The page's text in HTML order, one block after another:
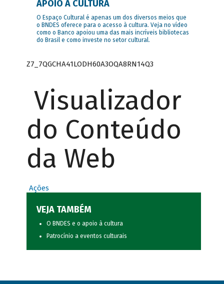
APOIO À CULTURA
O Espaço Cultural é apenas um dos diversos meios que
o BNDES oferece para o acesso à cultura. Veja no vídeo
como o Banco apoiou uma das mais incríveis bibliotecas
do Brasil e como investe no setor cultural.
Z7_7QGCHA41LODH60A3OQA8RN14Q3
Visualizador
do Conteúdo
da Web
Ações
VEJA TAMBÉM
O BNDES e o apoio à cultura
Patrocínio a eventos culturais